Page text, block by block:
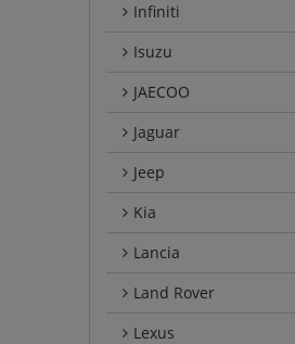
Infiniti
Isuzu
JAECOO
Jaguar
Jeep
Kia
Lancia
Land Rover
Lexus